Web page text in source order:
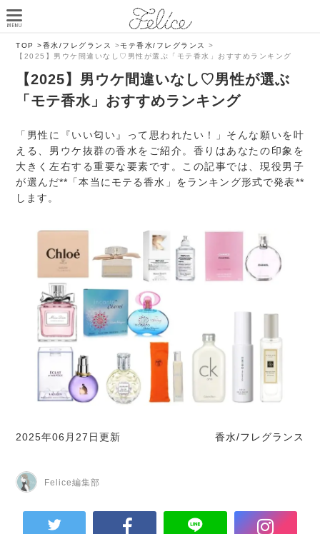
TOP >香水/フレグランス >モテ香水/フレグランス
>
【2025】男ウケ間違いなし♡男性が選ぶ「モテ香水」おすすめランキング
【2025】男ウケ間違いなし♡男性が選ぶ
「モテ香水」おすすめランキング
「男性に『いい匂い』って思われたい！」そんな願いを叶
える、男ウケ抜群の香水をご紹介。香りはあなたの印象を
大きく左右する重要な要素です。この記事では、現役男子
が選んだ**「本当にモテる香水」をランキング形式で発表**
します。
2025年06月27日更新 香水/フレグランス
Felice編集部